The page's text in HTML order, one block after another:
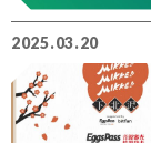
2025.03.20